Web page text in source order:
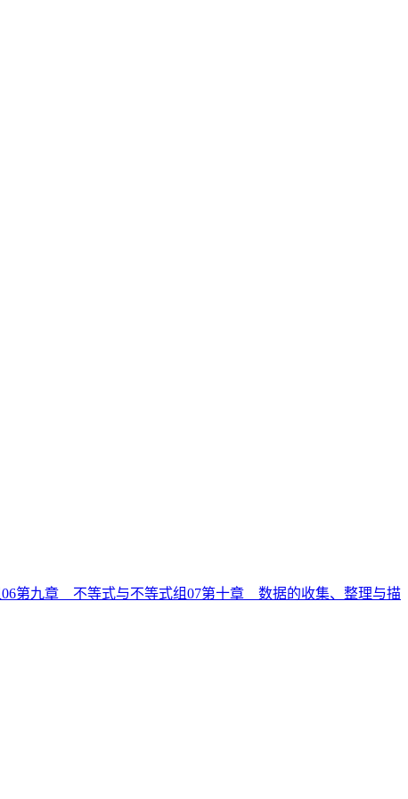
06第九章 不等式与不等式组07第十章 数据的收集、整理与描